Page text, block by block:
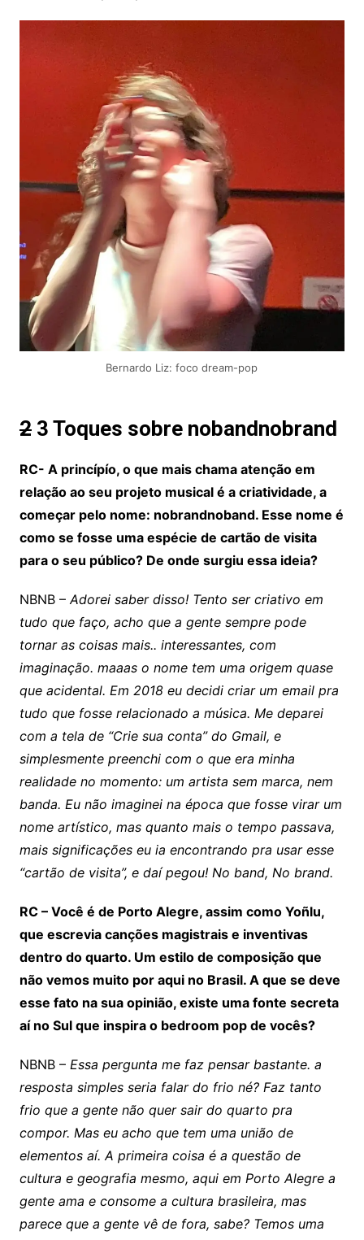
Bernardo Liz: foco dream-pop
23 Toques sobre nobandnobrand
RC- A princípío, o que mais chama atenção em
relação ao seu projeto musical é a criatividade, a
começar pelo nome: nobrandnoband. Esse nome é
como se fosse uma espécie de cartão de visita
para o seu público? De onde surgiu essa ideia?
NBNB – Adorei saber disso! Tento ser criativo em
tudo que faço, acho que a gente sempre pode
tornar as coisas mais.. interessantes, com
imaginação. maaas o nome tem uma origem quase
que acidental. Em 2018 eu decidi criar um email pra
tudo que fosse relacionado a música. Me deparei
com a tela de “Crie sua conta” do Gmail, e
simplesmente preenchi com o que era minha
realidade no momento: um artista sem marca, nem
banda. Eu não imaginei na época que fosse virar um
nome artístico, mas quanto mais o tempo passava,
mais significações eu ia encontrando pra usar esse
“cartão de visita”, e daí pegou! No band, No brand.
RC – Você é de Porto Alegre, assim como Yoñlu,
que escrevia canções magistrais e inventivas
dentro do quarto. Um estilo de composição que
não vemos muito por aqui no Brasil. A que se deve
esse fato na sua opinião, existe uma fonte secreta
aí no Sul que inspira o bedroom pop de vocês?
NBNB – Essa pergunta me faz pensar bastante. a
resposta simples seria falar do frio né? Faz tanto
frio que a gente não quer sair do quarto pra
compor. Mas eu acho que tem uma união de
elementos aí. A primeira coisa é a questão de
cultura e geografia mesmo, aqui em Porto Alegre a
gente ama e consome a cultura brasileira, mas
parece que a gente vê de fora, sabe? Temos uma